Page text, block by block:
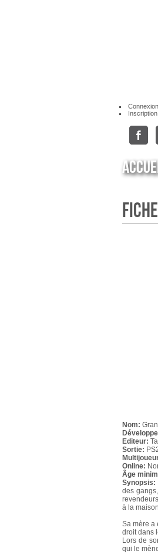
Connexion
Inscription
Nom:
Editeur:
Sortie:
Online:
Âge
Synopsis:
des
à la
Sa mère a
droit dans
Lors de
qui le